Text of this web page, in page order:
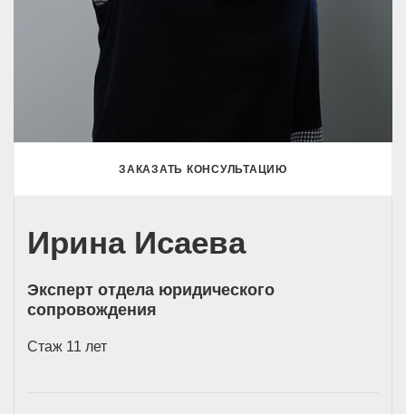
ЗАКАЗАТЬ КОНСУЛЬТАЦИЮ
Ирина Исаева
Эксперт отдела юридического
сопровождения
Стаж 11 лет